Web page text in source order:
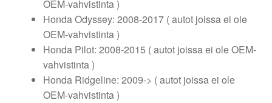
OEM-vahvistinta )
Honda Odyssey: 2008-2017 ( autot joissa ei ole
OEM-vahvistinta )
Honda Pilot: 2008-2015 ( autot joissa ei ole OEM-
vahvistinta )
Honda Ridgeline: 2009-> ( autot joissa ei ole
OEM-vahvistinta )